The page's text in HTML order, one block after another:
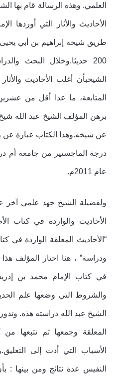
العلمي. وهذه الرسالة قام بها
الأحاديث والأثار التي أوردها
طريق شيخه إبراهيم بن أبي
200 حديثا.وخلال البحث
الشيخبأن أغلب الأحاديث
المتابعة، ما عدا أقل من
برهن المؤلف الشيخ عبد الله
عن شيخه.وهذا الكتاب عبارة عن
درجة الماجستير من جامعة أم
عام 2011م.
ولفضيلة الشيخ جهد علمي آخر
الأحاديث والواردة في كتاب
“الأحاديث المعلقة الواردة في
ودراسة” ، هنا اختار المؤلف هذا
في كتاب الإمام محمد بن
والشروط التي وضعها علم
الشيخ عبد الله دراسته هذه.
المعلقة وجمعها ثم تتبعها
الأسباب التي أدت إلى
النفيس عدة نتائج ومن بينها